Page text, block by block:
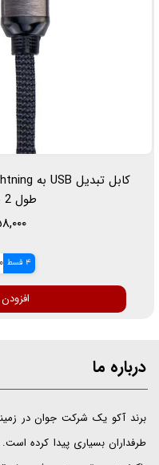
طول 2 متر، 2.4 آمپر
4 قسط
درباره ما
​​​​​​​برند آکو یک شرکت جوان در
طرفداران بسیاری پیدا کرده است.